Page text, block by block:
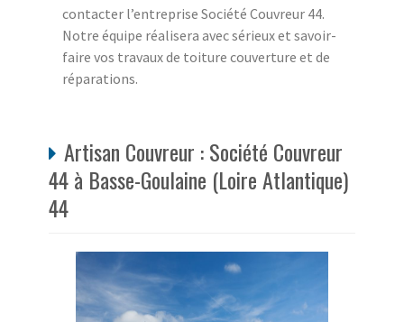
contacter l’entreprise Société Couvreur 44.
Notre équipe réalisera avec sérieux et savoir-
faire vos travaux de toiture couverture et de
réparations.
Artisan Couvreur : Société Couvreur
44 à Basse-Goulaine (Loire Atlantique)
44